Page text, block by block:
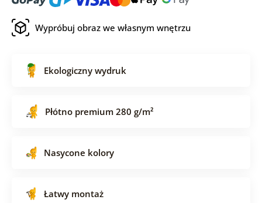
Wypróbuj obraz we własnym wnętrzu
Ekologiczny wydruk
Płótno premium 280 g/m²
Nasycone kolory
Łatwy montaż